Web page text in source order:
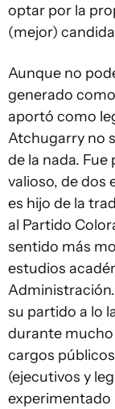
optar por la
(mejor)
Aunque no
generado
aportó como
Atchugarry no
de la nada.
valioso, de dos
es hijo de la
al Partido
sentido más
estudios
su partido a lo
durante
cargos
(ejecutivos y
experimentado